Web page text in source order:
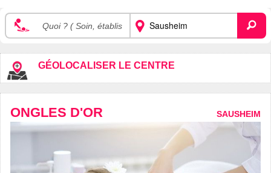
GÉOLOCALISER LE CENTRE
ONGLES D'OR SAUSHEIM